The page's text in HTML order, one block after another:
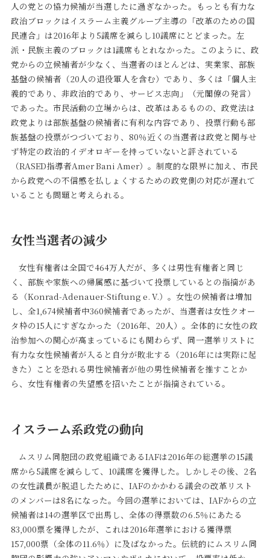
人の党との協力候補が当選したに過ぎなかった。もっとも有力な
政治ブロックはイスラーム主義グループ主導の「改革のための国
民連合」は2016年より5議席を減らし10議席にとどまった。左
派・民族主義のブロックは1議席もとれなかった。このように、政
党からの立候補者が少なく、当選者のほとんどは、実業家、部族
基盤の候補者（20人の退役軍人を含む）であり、多くは「個人主
義的であり、非政治的であり、サービス志向」（元閣僚の発言）
であった。市民活動の立場からは、改革はあるものの、政党法は
政党よりは部族基盤の候補者に有利な内容であり、投票行動も部
族基盤の投票がつづいており、80％近くの当選者は政党と関与せ
ず特定の政治的イデオロギーを持っていないと評されている
（RASED指導者Amer Bani Amer）。制度的な限界に加え、市民
から政党への不信感を払しょくするための政党側の対応が遅れて
いることも問題と考えられる。
女性当選者の減少
女性有権者は全国で464万人だが、多くは男性有権者と同じ
く、部族や家族への帰属感に基づいて投票しているとの指摘があ
る（Konrad-Adenauer-Stiftung e. V.）。女性の候補者は増加
し、全1,674候補者中360候補者であったが、当選者は女性クオー
タ枠の15人にすぎなかった（2016年、20人）。全体的に女性の政
治参加への関心が高まっているにも関わらず、同一選挙リストに
有力な女性候補者が入ると自分が敗北する（2016年には実際に起
きた）ことを恐れる男性候補者が他の男性候補者を推すことか
ら、女性有権者の失望感を招いたことが指摘されている。
イスラーム系政党の動向
ムスリム同胞団の政党組織であるIAFは2016年の総選挙の15議
席から5議席を減らして、10議席を獲得した。しかしその後、2名
の女性議員が脱退したために、IAFのかかわる議会の改革リスト
のメンバーは8名になった。今回の選挙においては、IAFからの立
候補者は14の選挙区で出馬し、全体の得票数の6.5％にあたる
83,000票を獲得したが、これは2016年選挙における獲得票
157,000票（全体の11.6％）に及ばなかった。伝統的にムスリム同